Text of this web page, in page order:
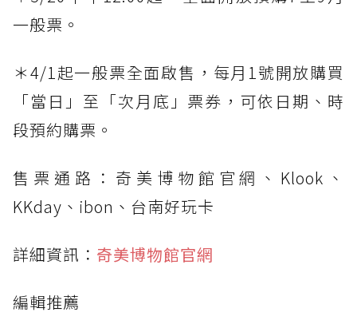
一般票。
＊4/1起一般票全面啟售，每月1號開放購買
「當日」至「次月底」票券，可依日期、時
段預約購票。
售票通路：奇美博物館官網、Klook、
KKday、ibon、台南好玩卡
詳細資訊： 奇美博物館官網
編輯推薦